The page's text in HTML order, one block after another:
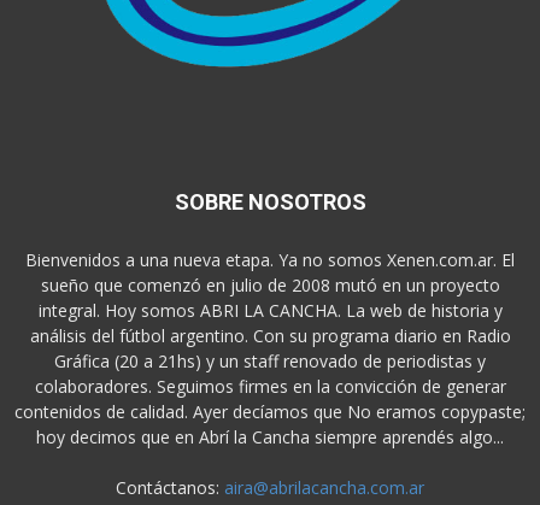
SOBRE NOSOTROS
Bienvenidos a una nueva etapa. Ya no somos Xenen.com.ar. El
sueño que comenzó en julio de 2008 mutó en un proyecto
integral. Hoy somos ABRI LA CANCHA. La web de historia y
análisis del fútbol argentino. Con su programa diario en Radio
Gráfica (20 a 21hs) y un staff renovado de periodistas y
colaboradores. Seguimos firmes en la convicción de generar
contenidos de calidad. Ayer decíamos que No eramos copypaste;
hoy decimos que en Abrí la Cancha siempre aprendés algo...
Contáctanos: aira@abrilacancha.com.ar